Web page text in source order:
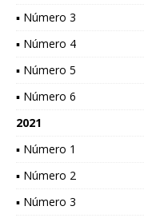
▪ Número 3
▪ Número 4
▪ Número 5
▪ Número 6
2021
▪ Número 1
▪ Número 2
▪ Número 3